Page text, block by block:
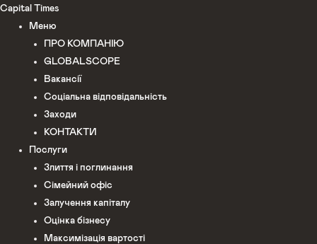
Перейти
Capital Times
Меню
ПРО КОМПАНІЮ
GLOBALSCOPE
Вакансії
Соціальна відповідальність
Заходи
КОНТАКТИ
Послуги
Злиття і поглинання
Сімейний офіс
Залучення капіталу
Оцінка бізнесу
Максимізація вартості